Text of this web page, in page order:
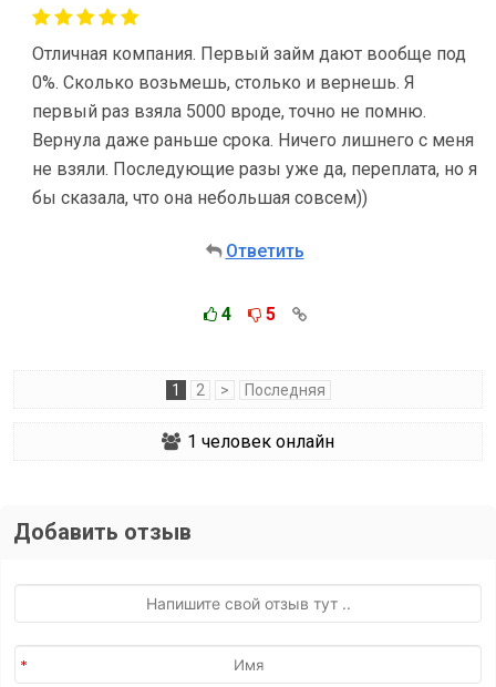
Отличная компания. Первый займ дают вообще под
0%. Сколько возьмешь, столько и вернешь. Я
первый раз взяла 5000 вроде, точно не помню.
Вернула даже раньше срока. Ничего лишнего с меня
не взяли. Последующие разы уже да, переплата, но я
бы сказала, что она небольшая совсем))
Ответить
4 5
1 2 > Последняя
1 человек онлайн
Добавить отзыв